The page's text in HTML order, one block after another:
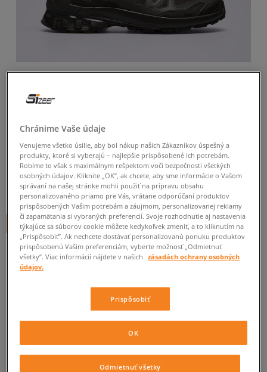
SALOMON XA PRO 3D V9
GTX
pánske, outdoor
3.0 (2)
119€cena s DPH
+ 119 BODOV VSIZEERCLUBE
Informujte ma o dostupnosti
Ak bude položka opäť dostupná, dostanete od nás oznámenie.
Vyberte veľkosť
ZISTIŤ DOSTUPNOSŤ V NAŠICH KAMENNÝCH PREDAJNIACH
Chránime Vaše údaje
Venujeme všetko úsilie, aby bol nákup našich Zákazníkov úspešný a
produkty, ktoré si vyberajú – najlepšie prispôsobené ich potrebám.
Robíme to však s maximálnym rešpektom voči bezpečnosti všetkých
osobných údajov. Kliknite „OK”, ak chcete, aby sme informácie o Vašom
správaní na našej stránke mohli použiť na prípravu obsahu
personalizovaného priamo pre Vás, vrátane odporúčaní produktov
prispôsobených Vašim potrebám a záujmom, personalizovanej reklamy
či zapamätania si vybraných preferencií. Svoje rozhodnutie aj nastavenia
týkajúce sa súborov cookie môžete kedykoľvek zmeniť, a to kliknutím na
„Prispôsobiť”. Ak nechcete dostávať personalizovanú ponuku produktov
prispôsobenú Vašim preferenciám, vyberte možnosť „Odmietnuť
všetky”. Viac informácií nájdete v našich
zásadách ochrany osobných
údajov.
Prispôsobiť
Odmietnuť všetky
OK